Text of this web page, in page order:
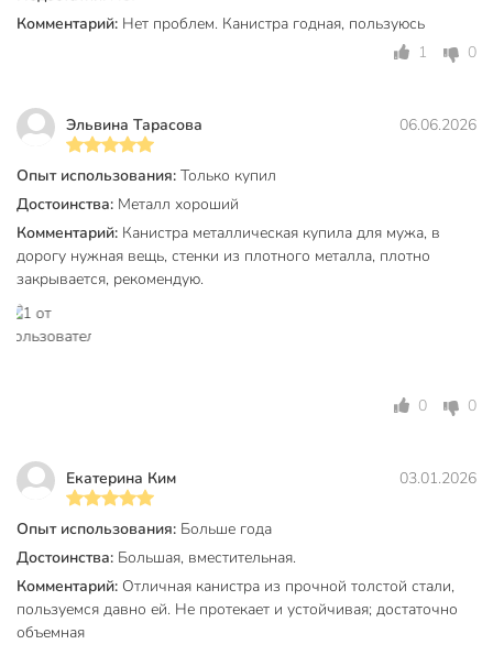
пластиковая канистра?
Стальная канистра долговечнее, не подвержена
особенно важно для сезонного хранения на даче или в
гараже.
Каковы размеры и особенности конструкции?
Размеры: длина — 28 см, ширина — 12 см, высота — 40
см. Вертикальная конструкция, крышка с фиксатором,
двойные ручки для удобства переноски.
Техническая информация
Высота, см
Длина, см
Тип
канистра
Форма
Комментарий: Нет проблем. Канистра годная, пользуюсь
1
0
Эльвина Тарасова 06.06.2026
Опыт использования: Только купил
Достоинства: Металл хороший
Комментарий: Канистра металлическая купила для мужа, в
дорогу нужная вещь, стенки из плотного металла, плотно
закрывается, рекомендую.
0 0
Екатерина Ким 03.01.2026
Опыт использования: Больше года
Достоинства: Большая, вместительная.
Комментарий: Отличная канистра из прочной толстой стали,
пользуемся давно ей. Не протекает и устойчивая; достаточно
объемная